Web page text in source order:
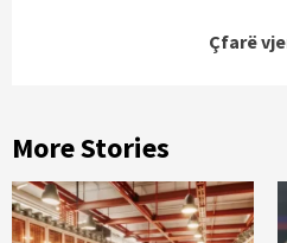
Çfarë
More Stories